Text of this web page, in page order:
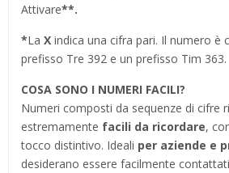
Attivare**.
*La X indica una cifra pari. Il numero è
prefisso Tre 392 e un prefisso Tim 363.
COSA SONO I NUMERI FACILI?
Numeri composti da sequenze di cifre
estremamente facili da ricordare,
tocco distintivo. Ideali per aziende e
desiderano essere facilmente